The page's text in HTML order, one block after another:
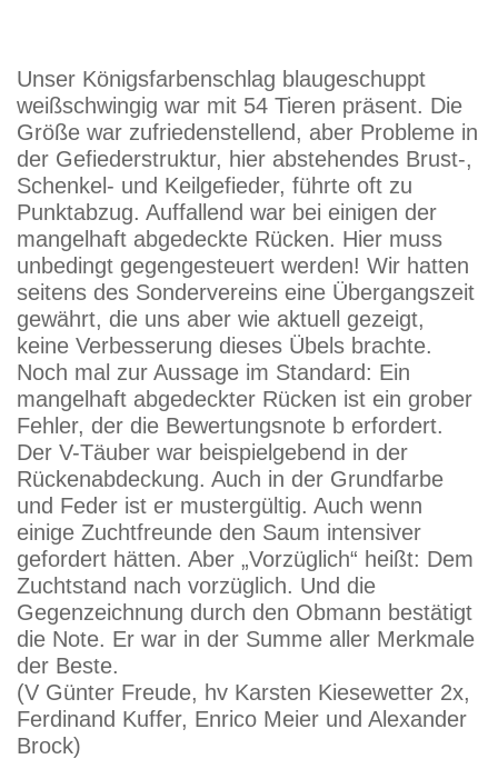
Unser Königsfarbenschlag blaugeschuppt
weißschwingig war mit 54 Tieren präsent. Die
Größe war zufriedenstellend, aber Probleme in
der Gefiederstruktur, hier abstehendes Brust-,
Schenkel- und Keilgefieder, führte oft zu
Punktabzug. Auffallend war bei einigen der
mangelhaft abgedeckte Rücken. Hier muss
unbedingt gegengesteuert werden! Wir hatten
seitens des Sondervereins eine Übergangszeit
gewährt, die uns aber wie aktuell gezeigt,
keine Verbesserung dieses Übels brachte.
Noch mal zur Aussage im Standard: Ein
mangelhaft abgedeckter Rücken ist ein grober
Fehler, der die Bewertungsnote b erfordert.
Der V-Täuber war beispielgebend in der
Rückenabdeckung. Auch in der Grundfarbe
und Feder ist er mustergültig. Auch wenn
einige Zuchtfreunde den Saum intensiver
gefordert hätten. Aber „Vorzüglich“ heißt: Dem
Zuchtstand nach vorzüglich. Und die
Gegenzeichnung durch den Obmann bestätigt
die Note. Er war in der Summe aller Merkmale
der Beste.
(V Günter Freude, hv Karsten Kiesewetter 2x,
Ferdinand Kuffer, Enrico Meier und Alexander
Brock)